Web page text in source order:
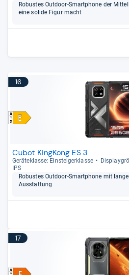
Robus­tes Out­door-​Smart­phone der
eine solide Figur macht
16
Cubot KingKong ES 3
Gerä­te­klasse: Ein­stei­ger­klasse
IPS
Robus­tes Out­door-​Smart­phone mit
Aus­stat­tung
17